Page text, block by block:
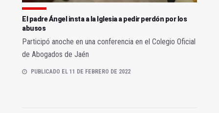
El padre Ángel insta a la Iglesia a pedir perdón por los
abusos
Participó anoche en una conferencia en el Colegio Oficial
de Abogados de Jaén
PUBLICADO EL 11 DE FEBRERO DE 2022